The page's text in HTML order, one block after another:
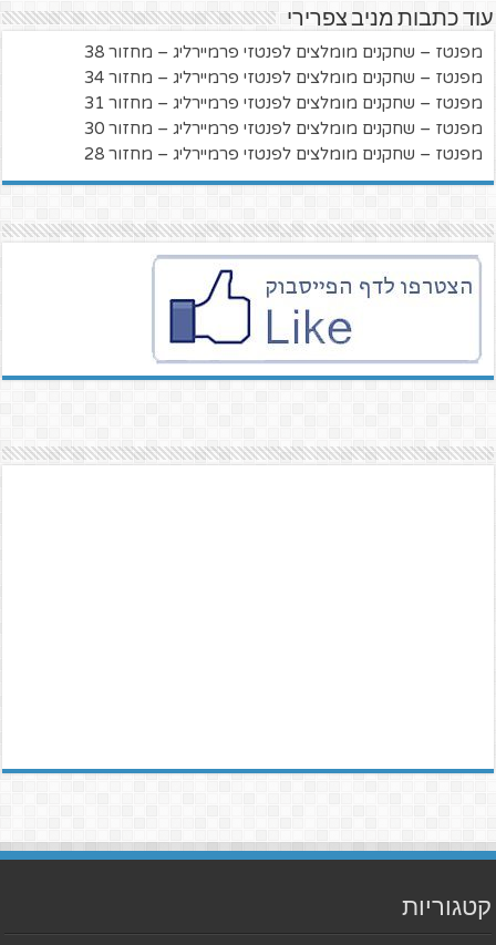
עוד כתבות מניב צפרירי
מפנטז – שחקנים מומלצים לפנטזי פרמיירליג – מחזור 38
מפנטז – שחקנים מומלצים לפנטזי פרמיירליג – מחזור 34
מפנטז – שחקנים מומלצים לפנטזי פרמיירליג – מחזור 31
מפנטז – שחקנים מומלצים לפנטזי פרמיירליג – מחזור 30
מפנטז – שחקנים מומלצים לפנטזי פרמיירליג – מחזור 28
קטגוריות